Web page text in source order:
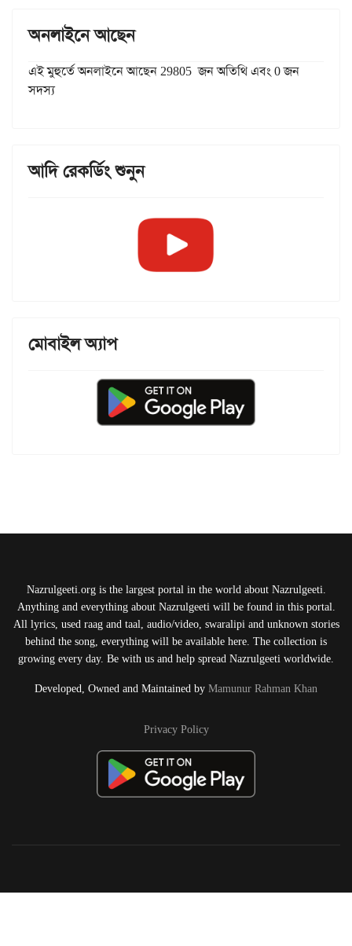
অনলাইনে আছেন
এই মুহুর্তে অনলাইনে আছেন 29805 জন অতিথি এবং 0 জন
সদস্য
আদি রেকর্ডিং শুনুন
মোবাইল অ্যাপ
Nazrulgeeti.org is the largest portal in the world about Nazrulgeeti.
Anything and everything about Nazrulgeeti will be found in this portal.
All lyrics, used raag and taal, audio/video, swaralipi and unknown stories
behind the song, everything will be available here. The collection is
growing every day. Be with us and help spread Nazrulgeeti worldwide.
Developed, Owned and Maintained by Mamunur Rahman Khan
Privacy Policy